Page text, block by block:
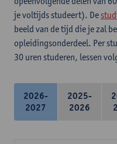
je voltijds studeert). De
beeld van de tijd die je zal
opleidingsonderdeel. Per
30 uren studeren, lessen
2026-
2027
2025-
2026